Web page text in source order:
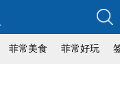
菲常美食 菲常好玩